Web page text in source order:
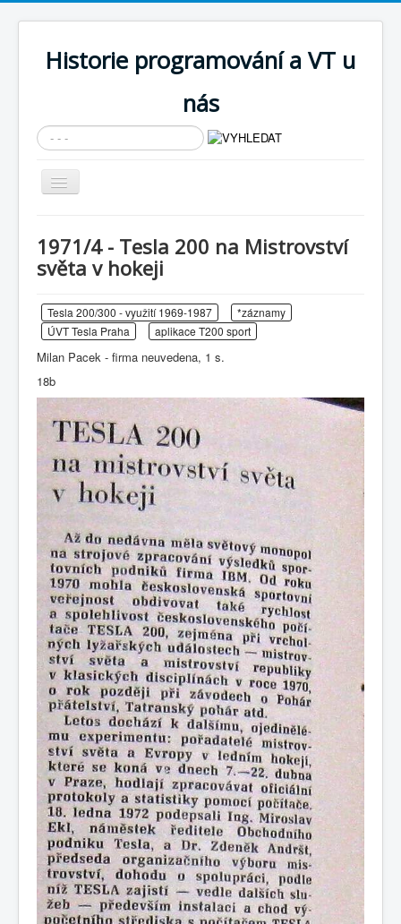
Historie programování a VT u
nás
Vyhledávání...
Přepnout
navigaci
Cíle expozice
Současnost SW a IT
Historické počítače
COBOL
O nás
Úvod
M - virtuální sbírka TM v Brně
větší souhrnné komplety
Dataservis - zpravodaj ÚVT Tesla
Dataservis ÚVTT 1969-1973
1971/4
1971/4 - Tesla 200 na Mistrovství světa v hokeji
1971/4 - Tesla 200 na Mistrovství
světa v hokeji
Tesla 200/300 - využití 1969-1987
*záznamy
ÚVT Tesla Praha
aplikace T200 sport
Milan Pacek - firma neuvedena, 1 s.
18b